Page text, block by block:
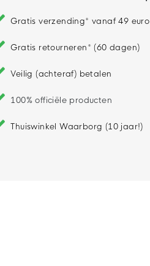
Gratis verzending* vanaf 49 euro
Gratis retourneren* (60 dagen)
Veilig (achteraf) betalen
100% officiële producten
Thuiswinkel Waarborg (10 jaar!)